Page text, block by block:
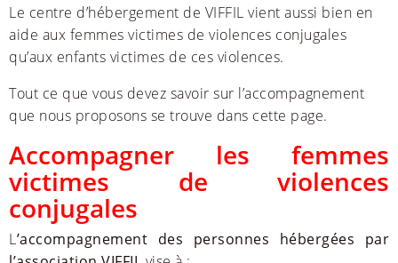
Le centre d’hébergement de VIFFIL vient aussi bien en
aide aux femmes victimes de violences conjugales
qu’aux enfants victimes de ces violences.
Tout ce que vous devez savoir sur l’accompagnement
que nous proposons se trouve dans cette page.
Accompagner les femmes
victimes de violences
conjugales
L’accompagnement des personnes hébergées par